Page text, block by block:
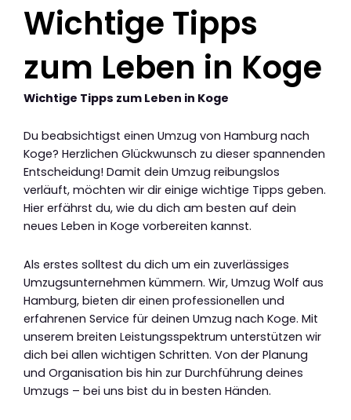
Wichtige Tipps
zum Leben in Koge
Wichtige Tipps zum Leben in Koge
Du beabsichtigst einen Umzug von Hamburg nach
Koge? Herzlichen Glückwunsch zu dieser spannenden
Entscheidung! Damit dein Umzug reibungslos
verläuft, möchten wir dir einige wichtige Tipps geben.
Hier erfährst du, wie du dich am besten auf dein
neues Leben in Koge vorbereiten kannst.
Als erstes solltest du dich um ein zuverlässiges
Umzugsunternehmen kümmern. Wir, Umzug Wolf aus
Hamburg, bieten dir einen professionellen und
erfahrenen Service für deinen Umzug nach Koge. Mit
unserem breiten Leistungsspektrum unterstützen wir
dich bei allen wichtigen Schritten. Von der Planung
und Organisation bis hin zur Durchführung deines
Umzugs – bei uns bist du in besten Händen.